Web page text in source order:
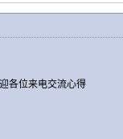
各位来电交流心得